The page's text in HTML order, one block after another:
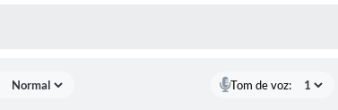
Tom de voz: